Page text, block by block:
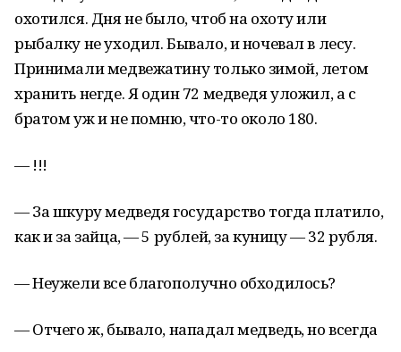
охотился. Дня не было, чтоб на охоту или
рыбалку не уходил. Бывало, и ночевал в лесу.
Принимали медвежатину только зимой, летом
хранить негде. Я один 72 медведя уложил, а с
братом уж и не помню, что-то около 180.
— !!!
— За шкуру медведя государство тогда платило,
как и за зайца, — 5 рублей, за куницу — 32 рубля.
— Неужели все благополучно обходилось?
— Отчего ж, бывало, нападал медведь, но всегда